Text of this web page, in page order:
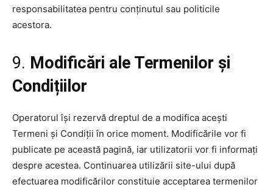
responsabilitatea pentru conținutul sau politicile
acestora.
9. Modificări ale Termenilor și
Condițiilor
Operatorul își rezervă dreptul de a modifica acești
Termeni și Condiții în orice moment. Modificările vor fi
publicate pe această pagină, iar utilizatorii vor fi informați
despre acestea. Continuarea utilizării site-ului după
efectuarea modificărilor constituie acceptarea termenilor